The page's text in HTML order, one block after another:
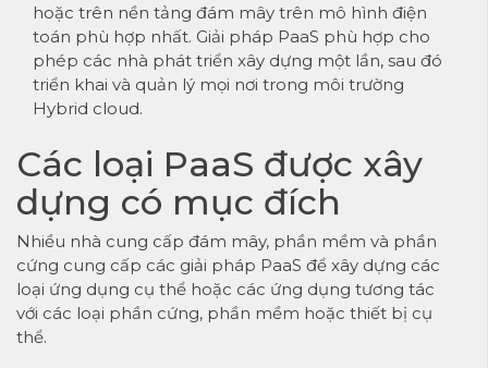
hoặc trên nền tảng đám mây trên mô hình điện
toán phù hợp nhất. Giải pháp PaaS phù hợp cho
phép các nhà phát triển xây dựng một lần, sau đó
triển khai và quản lý mọi nơi trong môi trường
Hybrid cloud.
Các loại PaaS được xây
dựng có mục đích
Nhiều nhà cung cấp đám mây, phần mềm và phần
cứng cung cấp các giải pháp PaaS để xây dựng các
loại ứng dụng cụ thể hoặc các ứng dụng tương tác
với các loại phần cứng, phần mềm hoặc thiết bị cụ
thể.